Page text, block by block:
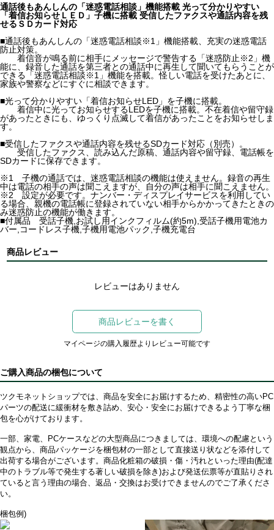
通話後もあんしんの「迷惑電話相談」機能搭載 光って分かりやすい
「着信お知らせＬＥＤ」子機に搭載 受信したファクスや通話内容を残
せるＳＤカード対応
■通話後もあんしんの「迷惑電話相談※1」機能搭載、充実の迷惑電話
防止対策。
着信音が鳴る前に相手にメッセージで警告する「迷惑防止※2」機
能に、録音した通話を第三者との通話中に再生して聞いてもらうことが
できる「迷惑電話相談※1」機能を搭載。怪しい電話を受けたあとに、
家族や警察などにすぐに相談できます。
■光って分かりやすい「着信お知らせLED」を子機に搭載。
着信中に光ってお知らせするLEDを子機に搭載。不在着信や留守録
があったときにも、ゆっくり点滅して着信があったことをお知らせしま
す。
■受信したファクスや通話内容を残せるSDカード対応（別売）。
受信したファクス、読み込んだ原稿、通話内容や留守録、電話帳を
SDカードに保存できます。
※1 子機の通話では、迷惑電話相談の機能は使えません。録音の再生
中は電話の相手の声は聞こえますが、自分の声は相手に聞こえません。
※2 設定が必要です。ナンバー・ディスプレイサービスを利用してい
る場合、親機の電話帳に登録されていない相手からかかってきたときの
み迷惑防止の機能が働きます。
■付属品 受話子機,お試し用インクフィルム(約5m),受話子機用電池カ
バー,コードレス子機,子機用電池パック,子機充電台
商品レビュー
レビューはありません
商品レビューを書く
マイページの購入履歴よりレビュー可能です
ご購入商品の梱包について
ツクモネットショップでは、商品を安全にお届けするため、精密性の高いPC
パーツの配送に緩衝材を敷き詰め、安心・安全にお届けできるよう丁寧な梱
包を心がけております。
一部、家電、PCケースなどの大型商品につきましては、環境への配慮という
観点から、商品パッケージを梱包材の一部として直接送り状などを添付して
出荷する場合がございます。商品化粧箱の破損・傷・汚れといった理由(配達
中のトラブル等で発生する著しい破損を除き)および発送伝票等が直貼りされ
ていると言う理由の場合、返品・交換はお受けできませんのでご了承くださ
い。
梱包例)